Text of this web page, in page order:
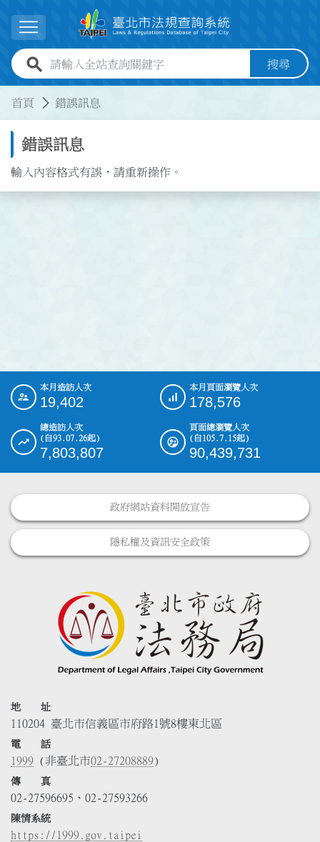
展開選單
全站查詢關鍵字欄位 搜尋
首頁 錯誤訊息
錯誤訊息
輸入內容格式有誤，請重新操作。
::: 本月造訪人次
19,402
本月頁面瀏覽人次
178,576
總造訪人次
(自93.07.26起)
7,803,807
頁面總瀏覽人次
(自105.7.15起)
90,439,731
政府網站資料開放宣告
隱私權及資訊安全政策
地 址
110204 臺北市信義區市府路1號8樓東北區
電 話
1999 (非臺北市02-27208889)
傳 真
02-27596695、02-27593266
陳情系統
https://1999.gov.taipei